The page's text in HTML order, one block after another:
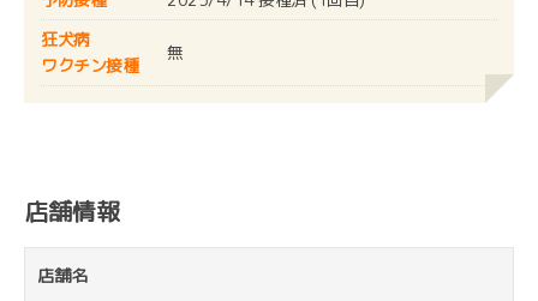
狂犬病
ワクチン接種
無
店舗情報
店舗名